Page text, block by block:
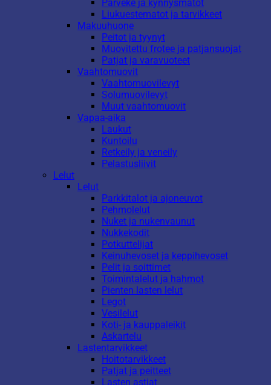
Parveke ja kynnysmatot
Liukuestematot ja tarvikkeet
Makuuhuone
Peitot ja tyynyt
Muovitettu frotee ja patjansuojat
Patjat ja varavuoteet
Vaahtomuovit
Vaahtomuovilevyt
Solumuovilevyt
Muut vaahtomuovit
Vapaa-aika
Laukut
Kuntoilu
Retkeily ja veneily
Pelastusliivit
Lelut
Lelut
Parkkitalot ja ajoneuvot
Pehmolelut
Nuket ja nukenvaunut
Nukkekodit
Potkuttelijat
Keinuhevoset ja keppihevoset
Pelit ja soittimet
Toimintalelut ja hahmot
Pienten lasten lelut
Legot
Vesilelut
Koti- ja kauppaleikit
Askartelu
Lastentarvikkeet
Hoitotarvikkeet
Patjat ja peitteet
Lasten astiat